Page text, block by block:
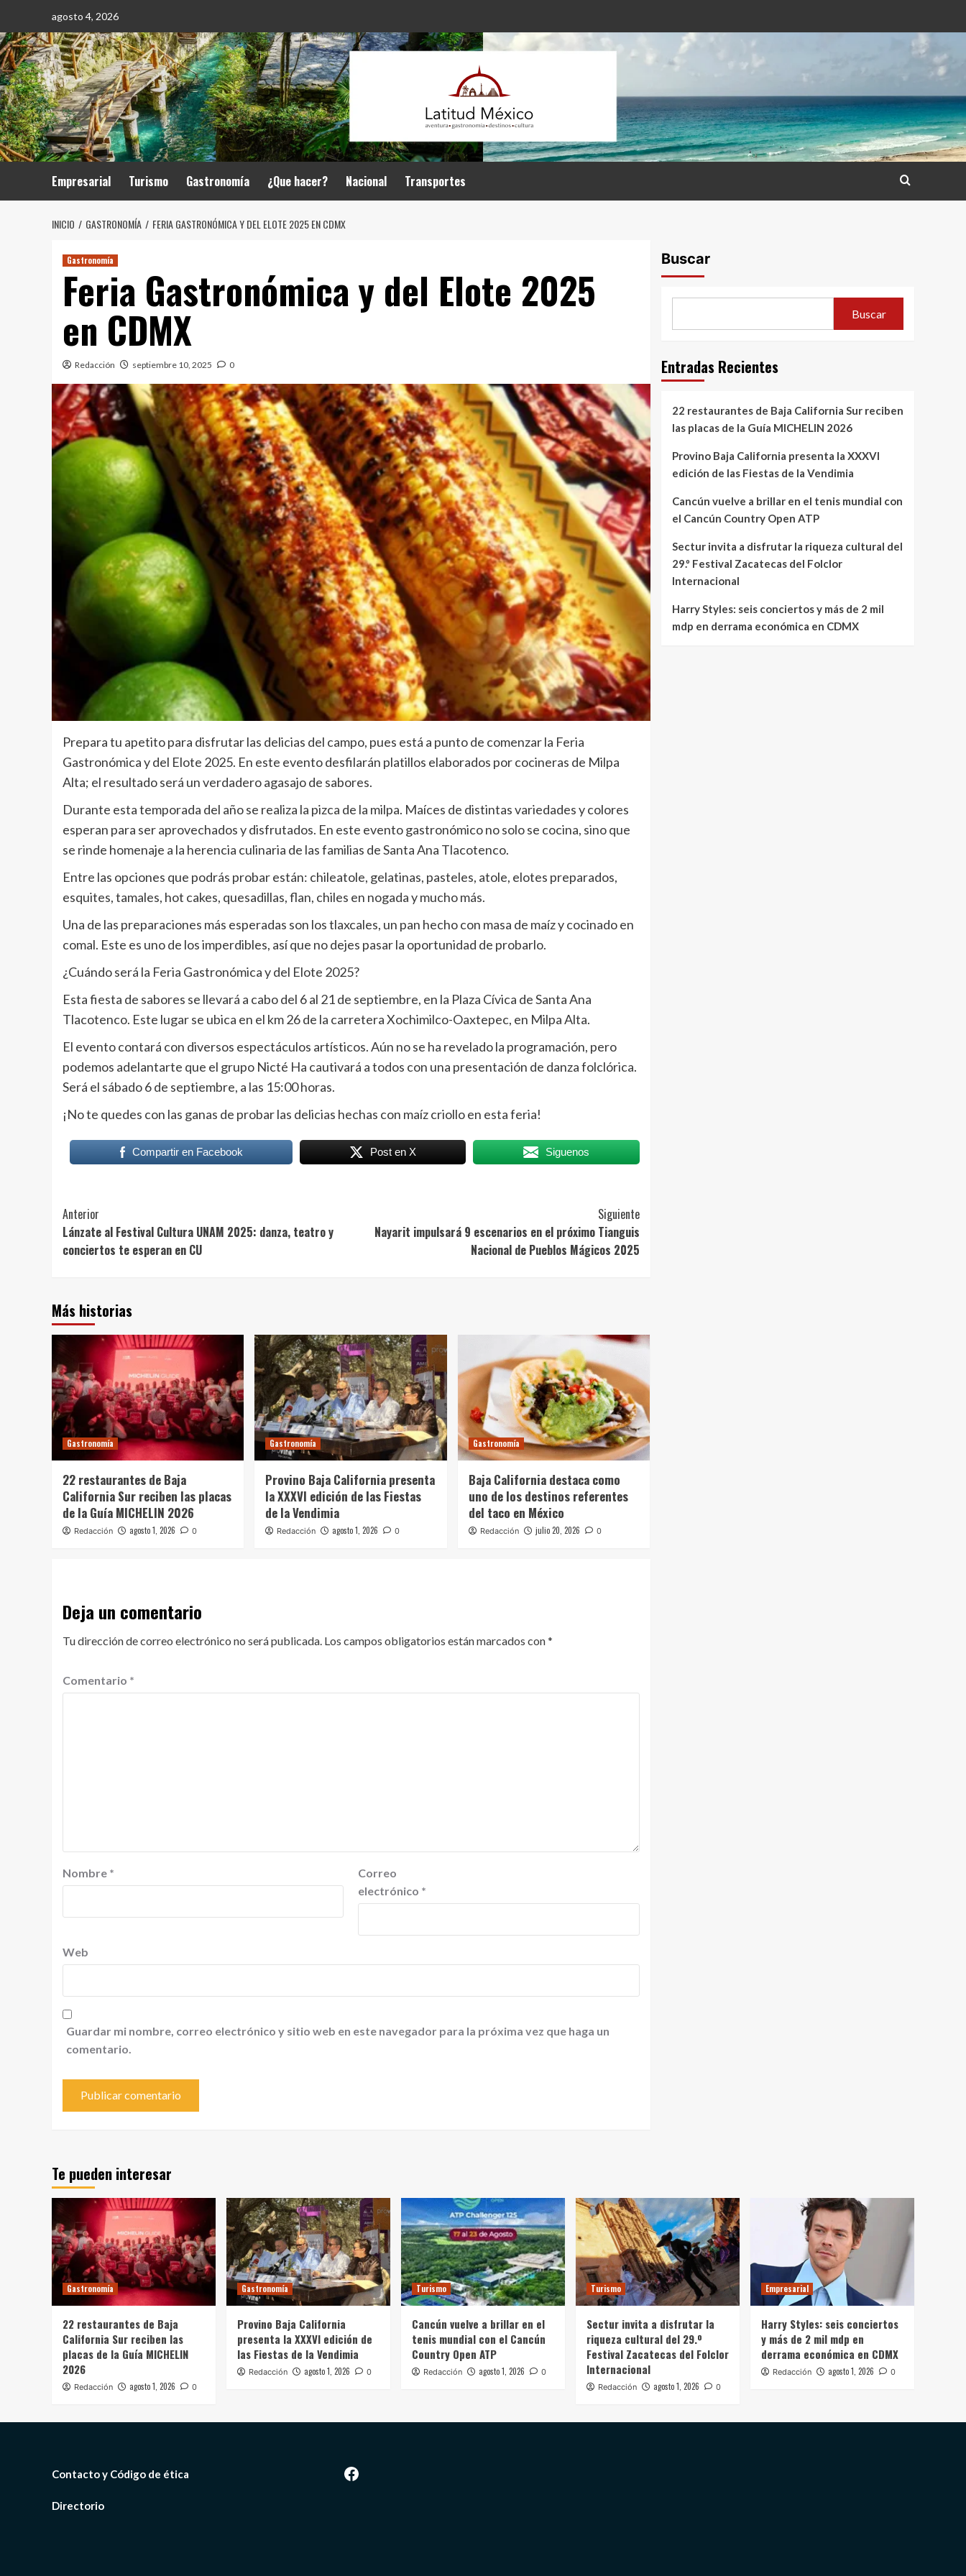
contenido
agosto 4, 2026
Empresarial Turismo Gastronomía ¿Que hacer? Nacional Transportes
INICIO GASTRONOMÍA FERIA GASTRONÓMICA Y DEL ELOTE 2025 EN CDMX
Gastronomía
Feria Gastronómica y del Elote 2025
en CDMX
Redacción septiembre 10, 2025 0
Prepara tu apetito para disfrutar las delicias del campo, pues está a punto de comenzar la Feria
Gastronómica y del Elote 2025. En este evento desfilarán platillos elaborados por cocineras de Milpa
Alta; el resultado será un verdadero agasajo de sabores.
Durante esta temporada del año se realiza la pizca de la milpa. Maíces de distintas variedades y colores
esperan para ser aprovechados y disfrutados. En este evento gastronómico no solo se cocina, sino que
se rinde homenaje a la herencia culinaria de las familias de Santa Ana Tlacotenco.
Entre las opciones que podrás probar están: chileatole, gelatinas, pasteles, atole, elotes preparados,
esquites, tamales, hot cakes, quesadillas, flan, chiles en nogada y mucho más.
Una de las preparaciones más esperadas son los tlaxcales, un pan hecho con masa de maíz y cocinado en
comal. Este es uno de los imperdibles, así que no dejes pasar la oportunidad de probarlo.
¿Cuándo será la Feria Gastronómica y del Elote 2025?
Esta fiesta de sabores se llevará a cabo del 6 al 21 de septiembre, en la Plaza Cívica de Santa Ana
Tlacotenco. Este lugar se ubica en el km 26 de la carretera Xochimilco-Oaxtepec, en Milpa Alta.
El evento contará con diversos espectáculos artísticos. Aún no se ha revelado la programación, pero
podemos adelantarte que el grupo Nicté Ha cautivará a todos con una presentación de danza folclórica.
Será el sábado 6 de septiembre, a las 15:00 horas.
¡No te quedes con las ganas de probar las delicias hechas con maíz criollo en esta feria!
Compartir en Facebook Post en X Siguenos
Post
Navigation
Anterior
Lánzate al Festival Cultura UNAM 2025: danza, teatro y
conciertos te esperan en CU
Siguiente
Nayarit impulsará 9 escenarios en el próximo Tianguis
Nacional de Pueblos Mágicos 2025
Más historias
Gastronomía
22 restaurantes de Baja
California Sur reciben las placas
de la Guía MICHELIN 2026
Redacción agosto 1, 2026 0
Gastronomía
Provino Baja California presenta
la XXXVI edición de las Fiestas
de la Vendimia
Redacción agosto 1, 2026 0
Gastronomía
Baja California destaca como
uno de los destinos referentes
del taco en México
Redacción julio 20, 2026 0
Deja un comentario
Tu dirección de correo electrónico no será publicada. Los campos obligatorios están marcados con*
Comentario *
Nombre *
Correo
electrónico *
Web
Guardar mi nombre, correo electrónico y sitio web en este navegador para la próxima vez que haga un
comentario.
Buscar
Buscar
Entradas Recientes
22 restaurantes de Baja California Sur reciben
las placas de la Guía MICHELIN 2026
Provino Baja California presenta la XXXVI
edición de las Fiestas de la Vendimia
Cancún vuelve a brillar en el tenis mundial con
el Cancún Country Open ATP
Sectur invita a disfrutar la riqueza cultural del
29.º Festival Zacatecas del Folclor
Internacional
Harry Styles: seis conciertos y más de 2 mil
mdp en derrama económica en CDMX
Te pueden interesar
Gastronomía
22 restaurantes de Baja
California Sur reciben las
placas de la Guía MICHELIN
2026
Redacción agosto 1, 2026 0
Gastronomía
Provino Baja California
presenta la XXXVI edición de
las Fiestas de la Vendimia
Redacción agosto 1, 2026 0
Turismo
Cancún vuelve a brillar en el
tenis mundial con el Cancún
Country Open ATP
Redacción agosto 1, 2026 0
Turismo
Sectur invita a disfrutar la
riqueza cultural del 29.º
Festival Zacatecas del Folclor
Internacional
Redacción agosto 1, 2026 0
Empresarial
Harry Styles: seis conciertos
y más de 2 mil mdp en
derrama económica en CDMX
Redacción agosto 1, 2026 0
Contacto y Código de ética
Directorio
Facebook